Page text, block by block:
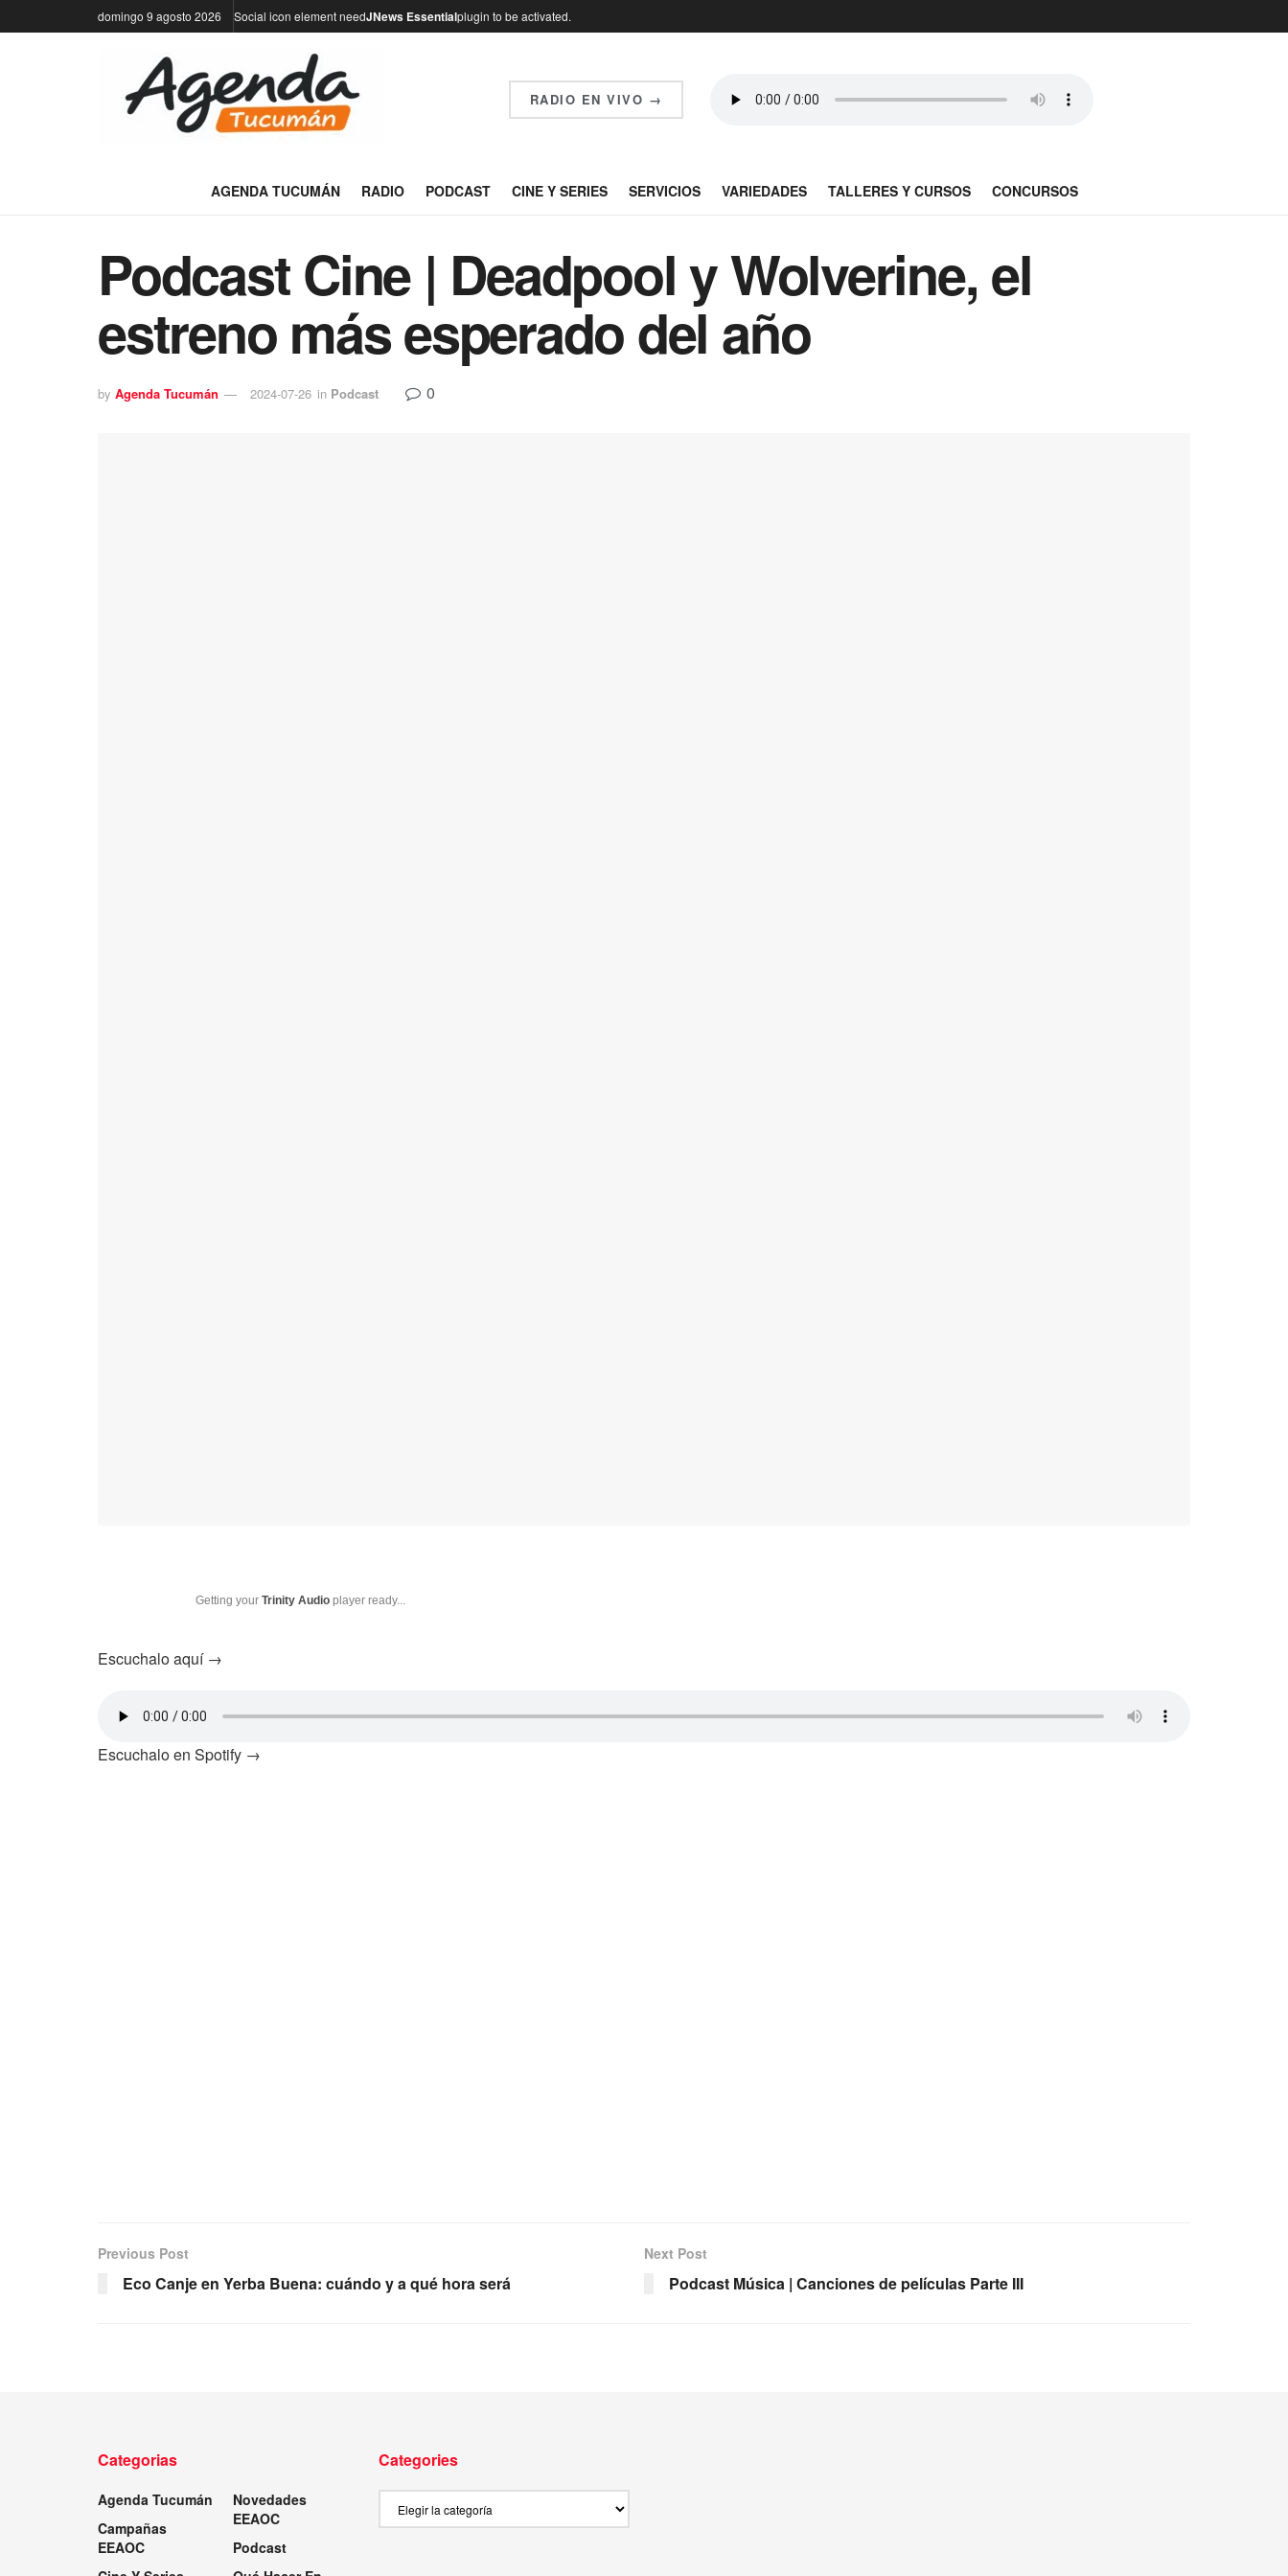
domingo 9 agosto 2026 Social icon element needJNews Essentialplugin to be activated.
RADIO EN VIVO →
AGENDA TUCUMÁN RADIO PODCAST CINE Y SERIES SERVICIOS VARIEDADES TALLERES Y CURSOS CONCURSOS
Podcast Cine | Deadpool y Wolverine, el
estreno más esperado del año
by Agenda Tucumán 2024-07-26 in Podcast 0
Getting your Trinity Audio player ready...
Escuchalo aquí →
Escuchalo en Spotify →
Previous Post
Eco Canje en Yerba Buena: cuándo y a qué hora será
Next Post
Podcast Música | Canciones de películas Parte III
Categorias
Agenda Tucumán
Campañas
EEAOC
Novedades
EEAOC
Podcast
Categories